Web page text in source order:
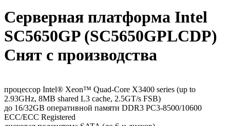
Серверная платформа Intel
SC5650GP (SC5650GPLCDP)
Снят с производства
процессор Intel® Xeon™ Quad-Core X3400 series (up to
2.93GHz, 8MB shared L3 cache, 2.5GT/s FSB)
до 16/32GB оперативной памяти DDR3 PC3-8500/10600
ECC/ECC Registered